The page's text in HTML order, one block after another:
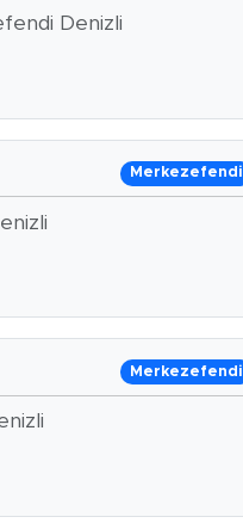
Denizli
Merkezefendi
Merkezefendi